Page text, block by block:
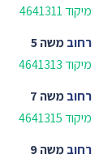
מיקוד 4641311
רחובמשה 5
מיקוד 4641313
רחובמשה 7
מיקוד 4641315
רחובמשה 9